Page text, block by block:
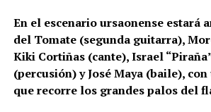
En el escenario ursaonense estará
del Tomate (segunda guitarra),
Kiki Cortiñas (cante), Israel
(percusión) y José Maya (baile),
que recorre los grandes palos del